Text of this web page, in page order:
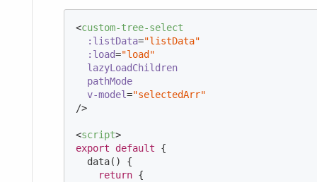
<custom-tree-select
:listData="listData"
:load="load"
lazyLoadChildren
pathMode
v-model="selectedArr"
/>
<script>
export
default {
  data() {
return {